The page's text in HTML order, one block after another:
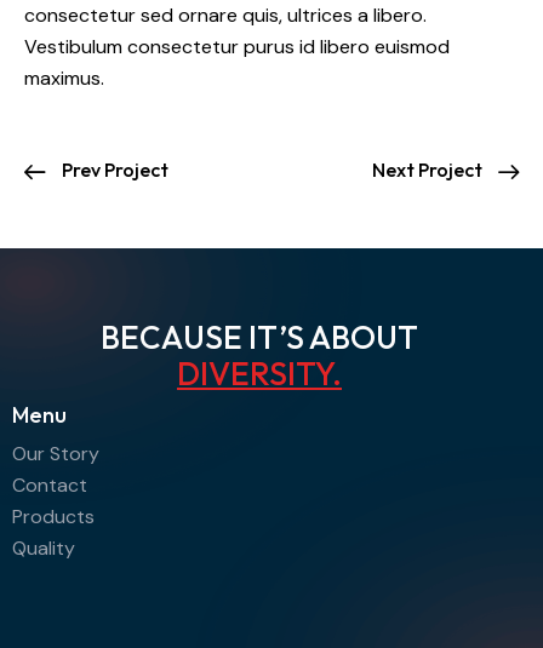
consectetur sed ornare quis, ultrices a libero.
Vestibulum consectetur purus id libero euismod
maximus.
Prev Project Next Project
BECAUSE IT’S ABOUT
DIVERSITY.
Menu
Our Story
Contact
Products
Quality